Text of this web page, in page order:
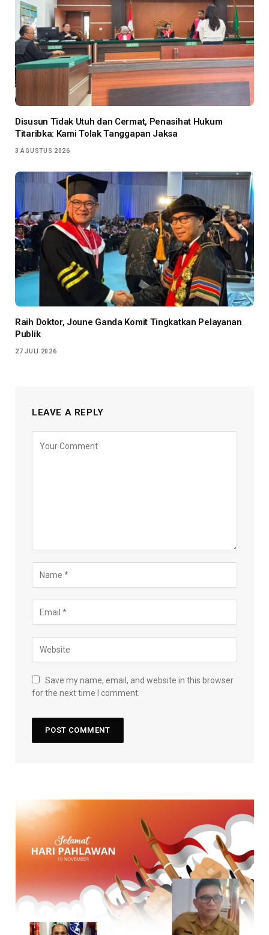
Disusun Tidak Utuh dan Cermat, Penasihat Hukum
Titaribka: Kami Tolak Tanggapan Jaksa
3 AGUSTUS 2026
Raih Doktor, Joune Ganda Komit Tingkatkan Pelayanan
Publik
27 JULI 2026
LEAVE A REPLY
Save my name, email, and website in this browser
for the next time I comment.